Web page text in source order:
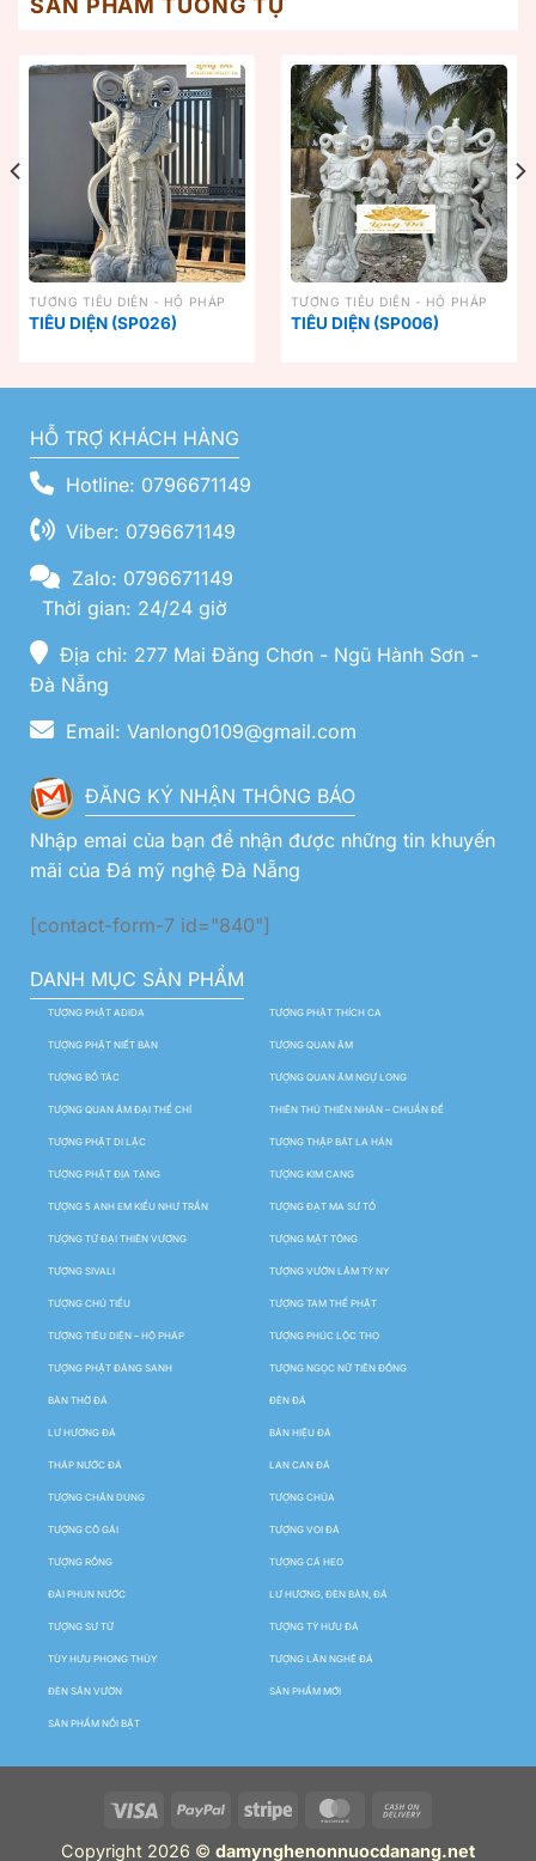
SẢN PHẨM TƯƠNG TỰ
TƯỢNG TIÊU DIỆN - HỘ PHÁP
TIÊU DIỆN (SP026)
TƯỢNG TIÊU DIỆN - HỘ PHÁP
TIÊU DIỆN (SP006)
HỖ TRỢ KHÁCH HÀNG
Hotline: 0796671149
Viber: 0796671149
Zalo: 0796671149
Thời gian: 24/24 giờ
Địa chỉ: 277 Mai Đăng Chơn - Ngũ Hành Sơn -
Đà Nẵng
Email: Vanlong0109@gmail.com
ĐĂNG KÝ NHẬN THÔNG BÁO
Nhập emai của bạn để nhận được những tin khuyến
mãi của Đá mỹ nghệ Đà Nẵng
[contact-form-7 id="840"]
DANH MỤC SẢN PHẨM
TƯỢNG PHẬT ADIDA TƯỢNG PHẬT THÍCH CA
TƯỢNG PHẬT NIẾT BÀN TƯỢNG QUAN ÂM
TƯỢNG BỒ TÁC TƯỢNG QUAN ÂM NGỰ LONG
TƯỢNG QUAN ÂM ĐẠI THẾ CHÍ THIÊN THỦ THIÊN NHÃN – CHUẨN ĐỀ
TƯỢNG PHẬT DI LẶC TƯỢNG THẬP BÁT LA HÁN
TƯỢNG PHẬT ĐỊA TẠNG TƯỢNG KIM CANG
TƯỢNG 5 ANH EM KIỀU NHƯ TRẦN TƯỢNG ĐẠT MA SƯ TỔ
TƯỢNG TỨ ĐẠI THIÊN VƯƠNG TƯỢNG MẬT TÔNG
TƯỢNG SIVALI TƯỢNG VƯỜN LÂM TỲ NY
TƯỢNG CHÚ TIỂU TƯỢNG TAM THẾ PHẬT
TƯỢNG TIÊU DIỆN – HỘ PHÁP TƯỢNG PHÚC LỘC THỌ
TƯỢNG PHẬT ĐẢNG SANH TƯỢNG NGỌC NỮ TIÊN ĐỒNG
BÀN THỜ ĐÁ ĐÈN ĐÁ
LƯ HƯƠNG ĐÁ BẢN HIỆU ĐÁ
THÁP NƯỚC ĐÁ LAN CAN ĐÁ
TƯỢNG CHÂN DUNG TƯỢNG CHÚA
TƯỢNG CÔ GÁI TƯỢNG VOI ĐÁ
TƯỢNG RỒNG TƯỢNG CÁ HEO
ĐÀI PHUN NƯỚC LƯ HƯƠNG, ĐÈN BÀN, ĐÁ
TƯỢNG SƯ TỬ TƯỢNG TỲ HƯU ĐÁ
TÙY HƯU PHONG THỦY TƯỢNG LÂN NGHÊ ĐÁ
ĐÈN SÂN VƯỜN SẢN PHẨM MỚI
SẢN PHẨM NỔI BẬT
Copyright 2026 © damynghenonnuocdanang.net